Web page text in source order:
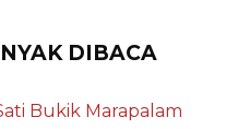
DIBACA
Bukik Marapalam